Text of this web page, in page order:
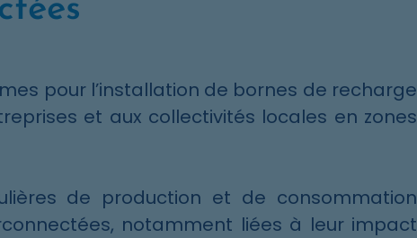
pour l’installation de bornes de recharge
et aux collectivités locales en zones
de production et de consommation
notamment liées à leur impact